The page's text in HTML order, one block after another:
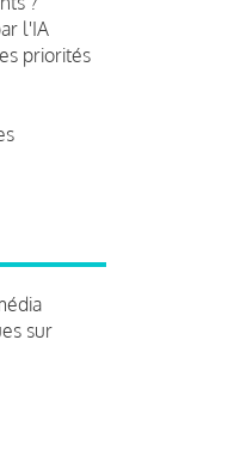
l'IA
priorités
sur